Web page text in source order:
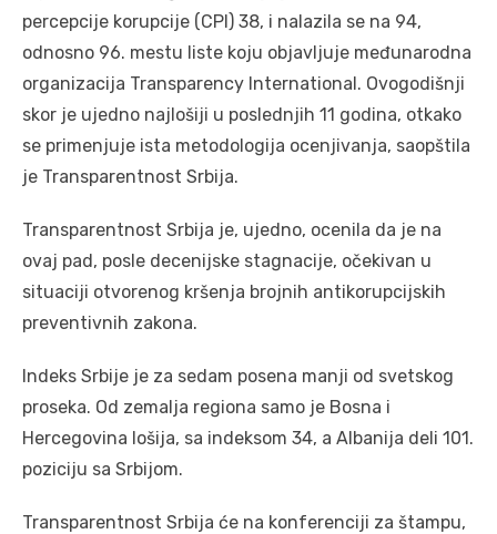
percepcije korupcije (CPI) 38, i nalazila se na 94,
odnosno 96. mestu liste koju objavljuje međunarodna
organizacija Transparency International. Ovogodišnji
skor je ujedno najlošiji u poslednjih 11 godina, otkako
se primenjuje ista metodologija ocenjivanja, saopštila
je Transparentnost Srbija.
Transparentnost Srbija je, ujedno, ocenila da je na
ovaj pad, posle decenijske stagnacije, očekivan u
situaciji otvorenog kršenja brojnih antikorupcijskih
preventivnih zakona.
Indeks Srbije je za sedam posena manji od svetskog
proseka. Od zemalja regiona samo je Bosna i
Hercegovina lošija, sa indeksom 34, a Albanija deli 101.
poziciju sa Srbijom.
Transparentnost Srbija će na konferenciji za štampu,